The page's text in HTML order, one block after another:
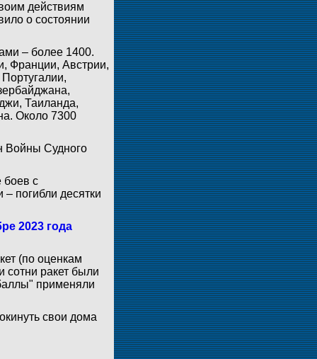
действиям
о состоянии
– более 1400.
Франции, Австрии,
Таиланда,
Около 7300
Войны Судного
боев с
погибли десятки
2023 года
(по оценкам
сотни ракет были
применяли
свои дома